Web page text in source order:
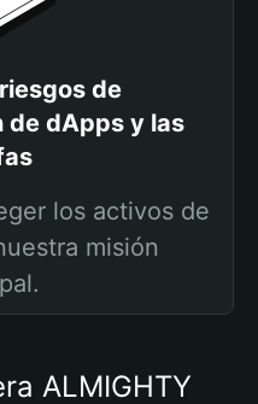
de
de dApps y las
los activos de
misión
ALMIGHTY